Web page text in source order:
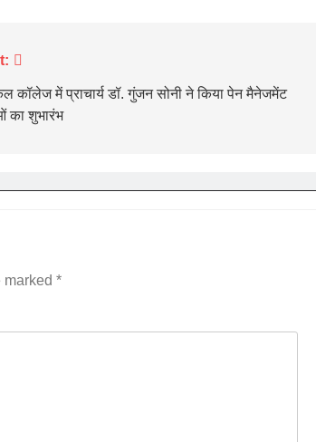
कॉलेज में प्राचार्य डॉ. गुंजन सोनी ने किया पेन मैनेजमेंट
का शुभारंभ
marked *